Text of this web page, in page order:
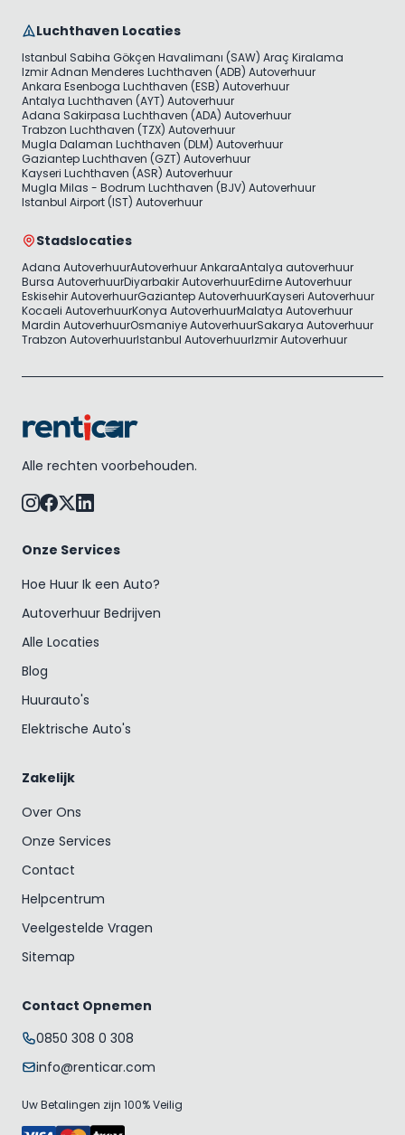
Luchthaven Locaties
Istanbul Sabiha Gökçen Havalimanı (SAW) Araç Kiralama
Izmir Adnan Menderes Luchthaven (ADB) Autoverhuur
Ankara Esenboga Luchthaven (ESB) Autoverhuur
Antalya Luchthaven (AYT) Autoverhuur
Adana Sakirpasa Luchthaven (ADA) Autoverhuur
Trabzon Luchthaven (TZX) Autoverhuur
Mugla Dalaman Luchthaven (DLM) Autoverhuur
Gaziantep Luchthaven (GZT) Autoverhuur
Kayseri Luchthaven (ASR) Autoverhuur
Mugla Milas - Bodrum Luchthaven (BJV) Autoverhuur
Istanbul Airport (IST) Autoverhuur
Stadslocaties
Adana AutoverhuurAutoverhuur AnkaraAntalya autoverhuur
Bursa AutoverhuurDiyarbakir AutoverhuurEdirne Autoverhuur
Eskisehir AutoverhuurGaziantep AutoverhuurKayseri Autoverhuur
Kocaeli AutoverhuurKonya AutoverhuurMalatya Autoverhuur
Mardin AutoverhuurOsmaniye AutoverhuurSakarya Autoverhuur
Trabzon AutoverhuurIstanbul AutoverhuurIzmir Autoverhuur
Alle rechten voorbehouden.
Onze Services
Hoe Huur Ik een Auto?
Autoverhuur Bedrijven
Alle Locaties
Blog
Huurauto's
Elektrische Auto's
Zakelijk
Over Ons
Onze Services
Contact
Helpcentrum
Veelgestelde Vragen
Sitemap
Contact Opnemen
0850 308 0 308
info@renticar.com
Uw Betalingen zijn 100% Veilig